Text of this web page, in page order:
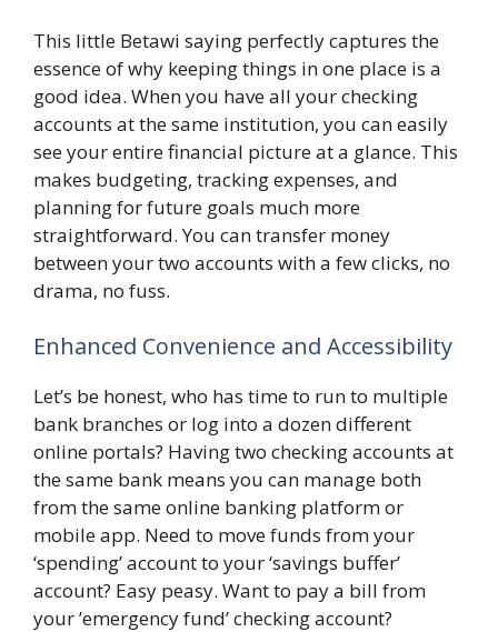
This little Betawi saying perfectly captures the
essence of why keeping things in one place is a
good idea. When you have all your checking
accounts at the same institution, you can easily
see your entire financial picture at a glance. This
makes budgeting, tracking expenses, and
planning for future goals much more
straightforward. You can transfer money
between your two accounts with a few clicks, no
drama, no fuss.
Enhanced Convenience and Accessibility
Let’s be honest, who has time to run to multiple
bank branches or log into a dozen different
online portals? Having two checking accounts at
the same bank means you can manage both
from the same online banking platform or
mobile app. Need to move funds from your
‘spending’ account to your ‘savings buffer’
account? Easy peasy. Want to pay a bill from
your ’emergency fund’ checking account?